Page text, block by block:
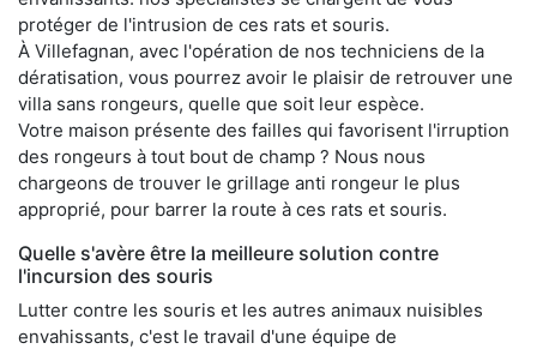
protéger de l'intrusion de ces rats et souris.
À Villefagnan, avec l'opération de nos techniciens de la
dératisation, vous pourrez avoir le plaisir de retrouver une
villa sans rongeurs, quelle que soit leur espèce.
Votre maison présente des failles qui favorisent l'irruption
des rongeurs à tout bout de champ ? Nous nous
chargeons de trouver le grillage anti rongeur le plus
approprié, pour barrer la route à ces rats et souris.
Quelle s'avère être la meilleure solution contre
l'incursion des souris
Lutter contre les souris et les autres animaux nuisibles
envahissants, c'est le travail d'une équipe de